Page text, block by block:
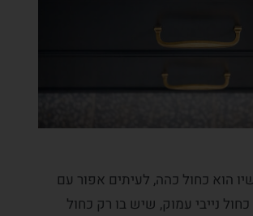
הוא כחול כהה, לעיתים אפור עם
נייבי עמוק, שיש בו רק כחול